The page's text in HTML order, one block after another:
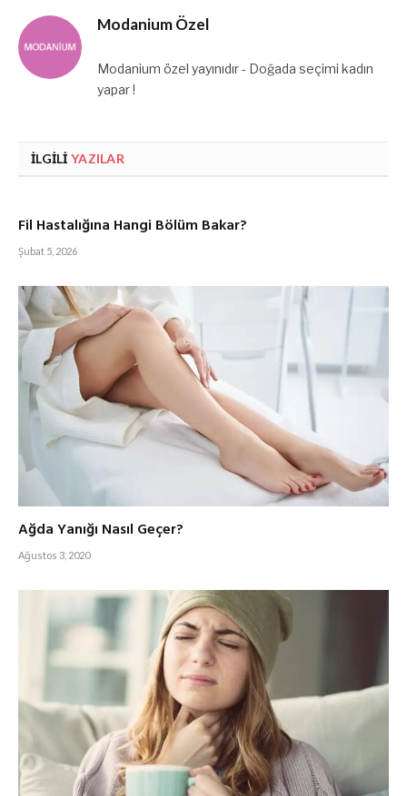
Modanium Özel
Modanium özel yayınıdır - Doğada seçimi kadın
yapar !
İLGILI YAZILAR
Fil Hastalığına Hangi Bölüm Bakar?
Şubat 5, 2026
Ağda Yanığı Nasıl Geçer?
Ağustos 3, 2020